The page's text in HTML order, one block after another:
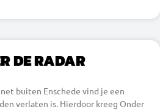
DE RADAR
buiten Enschede vind je een
verlaten is. Hierdoor kreeg Onder